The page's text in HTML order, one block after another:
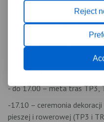
Reject
- 07.30 – odprawa
- 08.00 – start trasy pieszej
- 08.40 – odprawa
- 09.00 – start trasy
- do 17.00 – meta tras TP3,
-17.10 – ceremonia
pieszej i rowerowej (TP3 i